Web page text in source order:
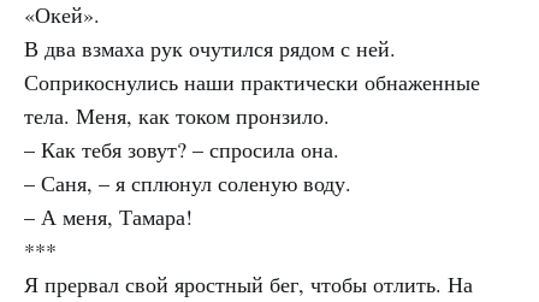
«Окей».
В два взмаха рук очутился рядом с ней.
Соприкоснулись наши практически обнаженные
тела. Меня, как током пронзило.
– Как тебя зовут? – спросила она.
– Саня, – я сплюнул соленую воду.
– А меня, Тамара!
***
Я прервал свой яростный бег, чтобы отлить. На